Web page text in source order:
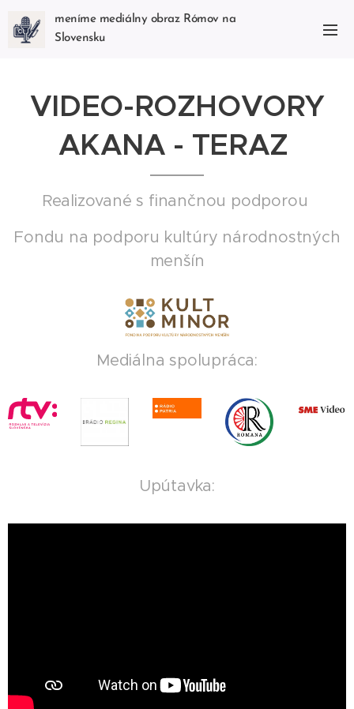
meníme mediálny obraz Rómov na
Slovensku
VIDEO-ROZHOVORY
AKANA - TERAZ
Realizované s finančnou podporou
Fondu na podporu kultúry národnostných
menšín
Mediálna spolupráca:
Upútavka: